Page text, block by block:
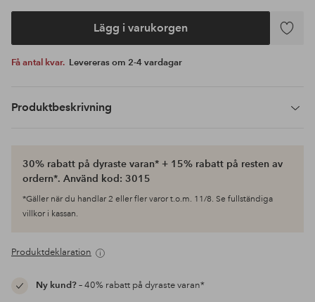
Lägg i varukorgen
Lägg
Få antal kvar. Levereras om 2-4 vardagar
Produktbeskrivning
30% rabatt på dyraste varan* + 15% rabatt på resten av
ordern*. Använd kod: 3015
*Gäller när du handlar 2 eller fler varor t.o.m. 11/8. Se fullständiga
villkor i kassan.
Produktdeklaration
Ny kund?– 40% rabatt på dyraste varan*